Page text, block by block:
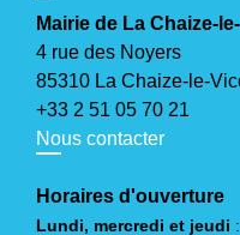
Mairie de La Chaize-
4 rue des Noyers
85310 La Chaize-le-
+33 2 51 05 70 21
Nous contacter
Horaires d'ouverture
Lundi, mercredi et jeudi